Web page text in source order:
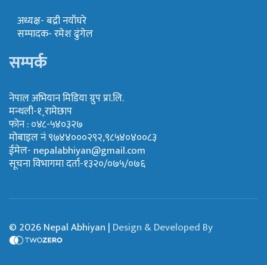
अध्यक्ष- बद्री नयाँघरे
सम्पादक- रमेश ढुंगेल
सम्पर्क
नेपाल अभियान मिडिया ग्रुप प्रा.लि.
मन्थली-१¸रामेछाप
फोन : ०४८-५४०३२७
मोबाइल नं ९७४४०००२९२,९८५४०४००८३
ईमेल- nepalabhiyan@gmail.com
सूचना विभागमा दर्ता-१३२०/०७५/०७६
© 2026 Nepal Abhiyan | Design & Developed By